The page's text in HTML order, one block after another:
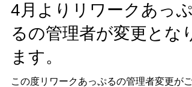
4月よりリワークあっぷ
るの管理者が変更となり
ます。
この度リワークあっぷるの管理者変更がご